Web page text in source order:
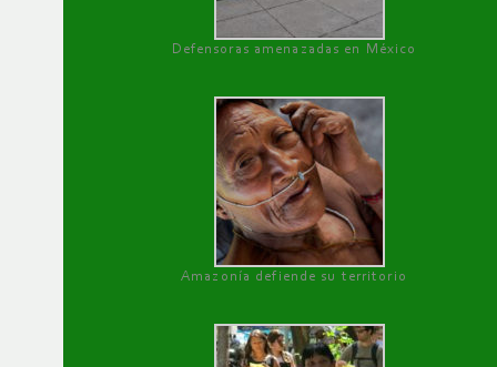
Defensoras amenazadas en México
Amazonía defiende su territorio